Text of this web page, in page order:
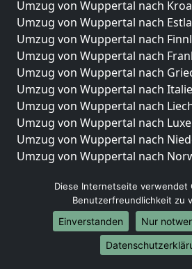
Umzug von Wuppertal nach
Umzug von Wuppertal nach
Umzug von Wuppertal nach
Umzug von Wuppertal nach
Umzug von Wuppertal nach
Umzug von Wuppertal nach
Umzug von Wuppertal nach
Umzug von Wuppertal nach
Umzug von Wuppertal nach
Umzug von Wuppertal nach
Umzüge-Deutschlandweit
Umzug von Wuppertal nach
Umzug von Wuppertal nach
Umzug von Wuppertal nach
Umzug von Wuppertal nach Köln
Diese Internetseite verwendet
Benutzerfreundlichkeit zu
Einverstanden
Nur